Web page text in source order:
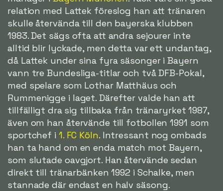
relation med Lattek föreslog han att tränaren
skulle återvända till den bayerska klubben
1983. Det sägs ofta att andra sejourer inte
alltid blir lyckade, men detta var ett undantag,
då Lattek under sina fyra säsonger i Bayern
vann tre Bundesliga-titlar och två DFB-Pokal,
med spelare som Lothar Matthäus och
Rummenigge i laget. Därefter valde han att
tillfälligt dra sig tillbaka från tränaryrket 1987,
även om han återvände till fotbollen 1991 som
sportchef i 1. FC Köln. Intressant nog ombads
han ta hand om en enda match mot Bayern,
som slutade oavgjort. Han återvände sedan
direkt till tränarbänken 1992 i Schalke, men
stannade där endast en halv säsong.